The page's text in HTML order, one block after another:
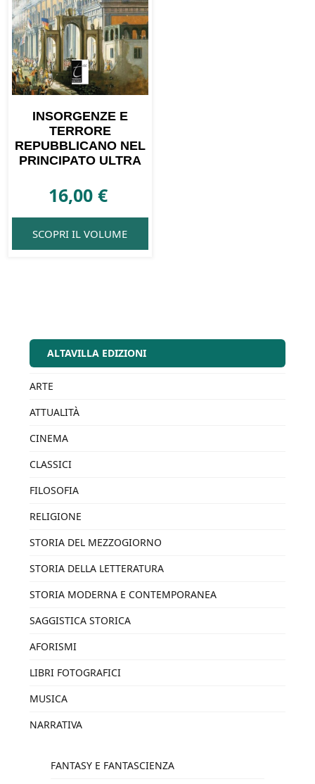
INSORGENZE E
TERRORE
REPUBBLICANO NEL
PRINCIPATO ULTRA
16,00€
SCOPRI IL VOLUME
ALTAVILLA EDIZIONI
ARTE
ATTUALITÀ
CINEMA
CLASSICI
FILOSOFIA
RELIGIONE
STORIA DEL MEZZOGIORNO
STORIA DELLA LETTERATURA
STORIA MODERNA E CONTEMPORANEA
SAGGISTICA STORICA
AFORISMI
LIBRI FOTOGRAFICI
MUSICA
NARRATIVA
FANTASY E FANTASCIENZA